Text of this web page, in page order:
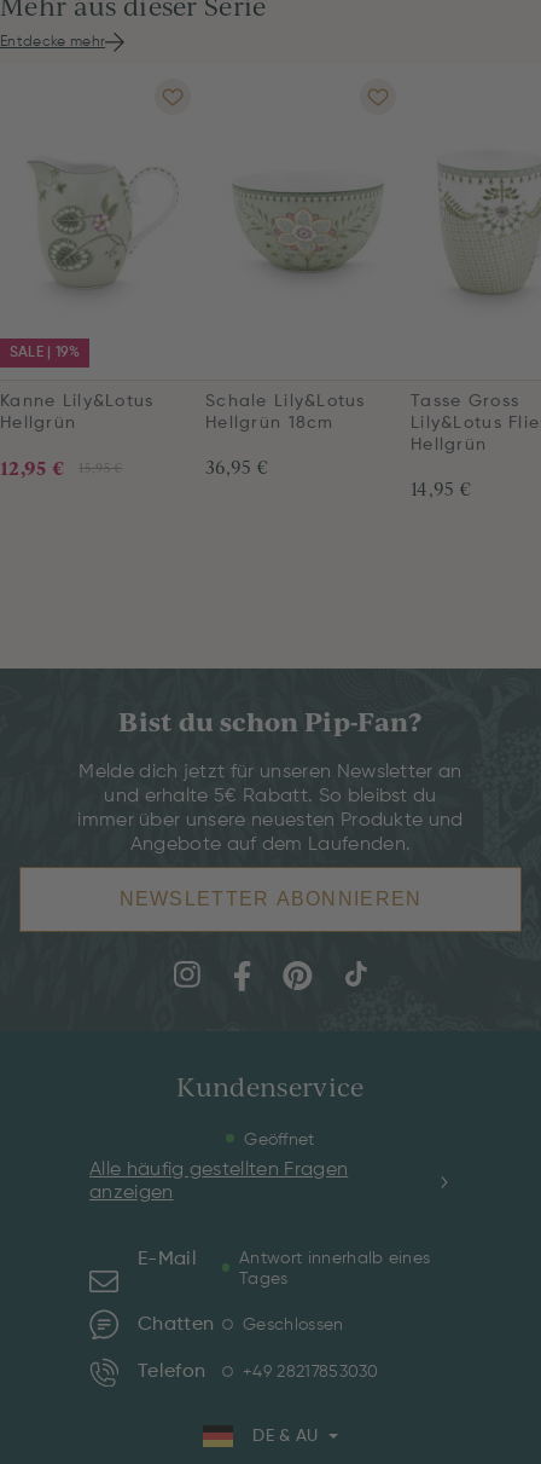
Entdecke mehr
SALE | 19%
Kanne Lily&Lotus
Hellgrün
15,95 €
12,95 €
Schale Lily&Lotus
Hellgrün 18cm
36,95 €
Tasse Gross
Lily&Lotus
Hellgrün
14,95 €
Bist du schon Pip-Fan?
Melde dich jetzt für unseren Newsletter an
und erhalte 5€ Rabatt. So bleibst du
immer über unsere neuesten Produkte und
Angebote auf dem Laufenden.
NEWSLETTER ABONNIEREN
Kundenservice
Geöffnet
Alle häufig gestellten Fragen
anzeigen
E-Mail
Antwort innerhalb eines
Tages
Chatten Geschlossen
Telefon +49 28217853030
DE & AU